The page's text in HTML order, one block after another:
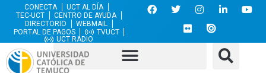
CONECTA
UCT AL DÍA
TEC-UCT
CENTRO DE AYUDA
DIRECTORIO
WEBMAIL
PORTAL DE PAGOS
TVUCT
UCT RADIO